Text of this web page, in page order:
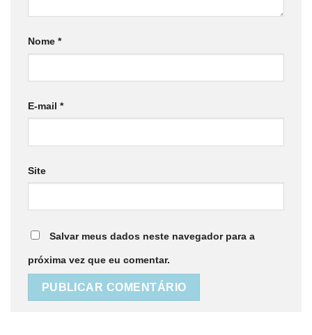
Nome *
E-mail *
Site
Salvar meus dados neste navegador para a
próxima vez que eu comentar.